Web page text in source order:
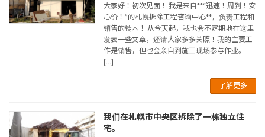
大家好！初次见面！ 我是来自**“迅速！周到！安
心价！”的札幌拆除工程咨询中心**，负责工程和
销售的铃木！ 从今天起，我也会不定期地在这里
发表一些文章，还请大家多多关照！我的主要工
作是销售，但也会亲自到施工现场参与作业。
[…]
了解更多
我们在札幌市中央区拆除了一栋独立住
宅。